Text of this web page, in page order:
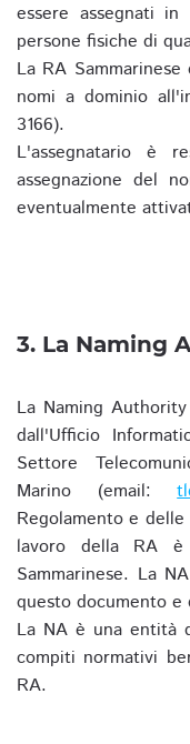
essere assegnati
persone fisiche di
La RA
nomi a dominio
3166).
L'assegnatario è
assegnazione del
eventualmente
3. La Naming
La Naming
dall'Ufficio
Settore
Marino (email:
Regolamento e
lavoro della RA è
Sammarinese. La
questo documento e
La NA è una entità
compiti normativi
RA.